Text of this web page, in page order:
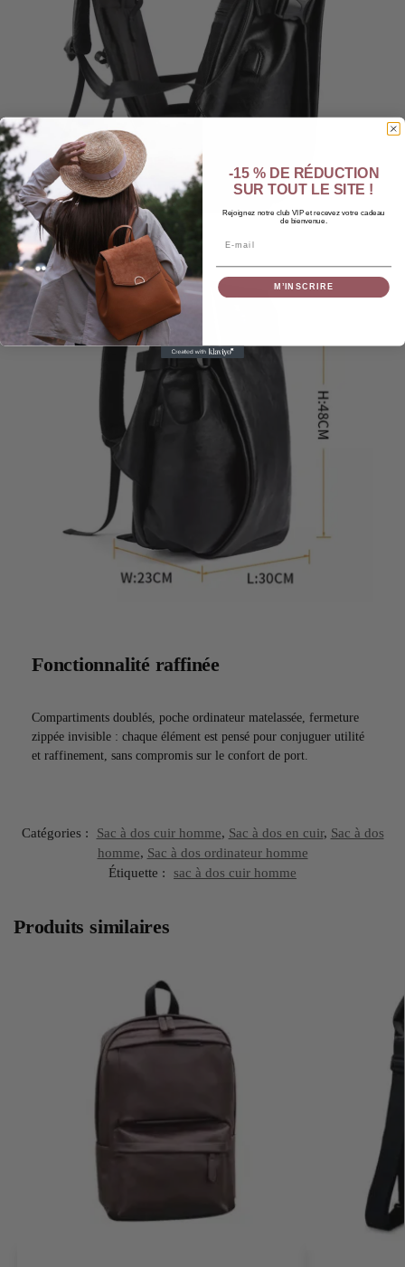
Fonctionnalité raffinée
Compartiments doublés, poche ordinateur matelassée, fermeture
zippée invisible : chaque élément est pensé pour conjuguer utilité
et raffinement, sans compromis sur le confort de port.
Catégories : Sac à dos cuir homme, Sac à dos en cuir, Sac à dos
homme, Sac à dos ordinateur homme
Étiquette :
sac à dos cuir homme
Produits similaires
-15 % DE RÉDUCTION
SUR TOUT LE SITE !
Rejoignez notre club VIP et recevez votre cadeau
de bienvenue.
M’INSCRIRE